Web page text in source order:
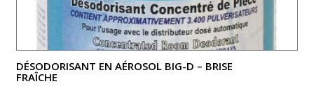
DÉSODORISANT EN AÉROSOL BIG-D – BRISE
FRAÎCHE